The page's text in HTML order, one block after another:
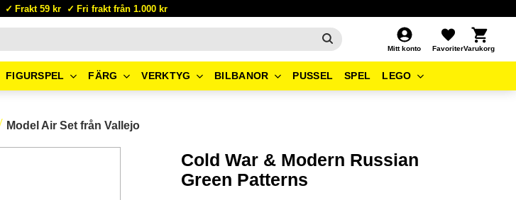
Frakt 59 kr Fri frakt från 1.000 kr
Mitt konto
Favoriter
Kundvagn
FIGURSPEL FÄRG VERKTYG BILBANOR PUSSEL SPEL LEGO
Model Air Set från Vallejo
Cold War & Modern Russian
Green Patterns